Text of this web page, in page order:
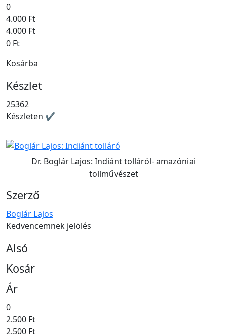
0
4.000 Ft
4.000 Ft
0 Ft
Kosárba
Készlet
25362
Készleten ✔
Dr. Boglár Lajos: Indiánt tolláról- amazóniai
tollművészet
Szerző
Boglár Lajos
Kedvencemnek jelölés
Alsó
Kosár
Ár
0
2.500 Ft
2.500 Ft